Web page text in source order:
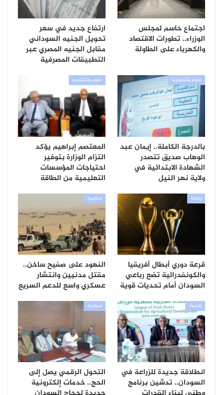
اجتماع حاسم لمجلس
الوزراء.. تطورات الاقتصاد
والكهرباء على الطاولة
ارتفاع جديد في سعر
تحويل الجنيه السوداني
مقابل الجنيه المصري عبر
التطبيقات المصرفية
علوم وتكنلوجيا
بالدرجة الكاملة.. إيمان عبد
الوهاب صديق تتصدر
الشهادة الابتدائية في
ولاية نهر النيل
علوم وتكنلوجيا
المعتصم إبراهيم يؤكد
التزام الوزارة بتوفير
احتياجات المؤسسات
التعليمية من الطاقة
رياضة
قرعة دوري أبطال أفريقيا
والكونفدرالية تضع رباعي
السودان أمام تحديات قوية
سياسية
النهود على صفيح ساخن..
مقتل مدنيين وانتشار
عسكري واسع للدعم السريع
إقتصاد
انطلاقة جديدة للزراعة في
السودان.. تدشين برنامج
سياسية
التحول الرقمي يصل إلى
الحج.. خدمات إلكترونية